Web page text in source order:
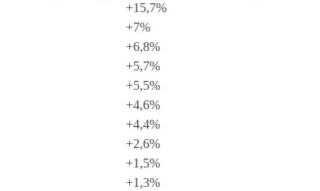
+15,7%
+7%
+6,8%
+5,7%
+5,5%
+4,6%
+4,4%
+2,6%
+1,5%
+1,3%